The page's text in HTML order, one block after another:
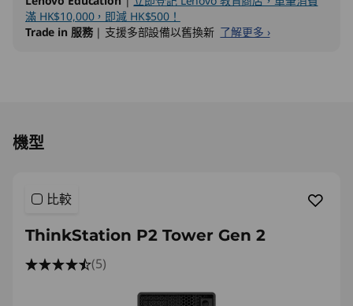
滿 HK$10,000，即減 HK$500！
Trade in 服務| 支援多部設備以舊換新 了解更多 ›
機型
比較
ThinkStation P2 Tower Gen 2
(5)